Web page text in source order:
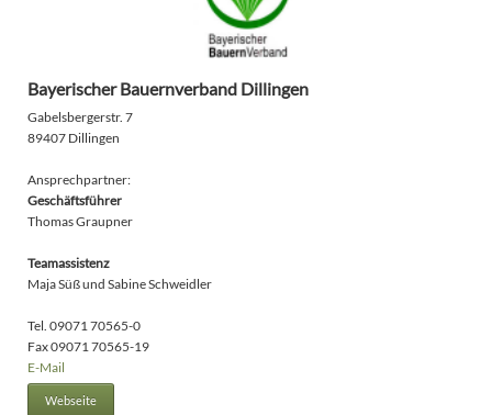
Bayerischer Bauernverband Dillingen
Gabelsbergerstr. 7
89407 Dillingen
Ansprechpartner:
Geschäftsführer
Thomas Graupner
Teamassistenz
Maja Süß und Sabine Schweidler
Tel. 09071 70565-0
Fax 09071 70565-19
E-Mail
Webseite